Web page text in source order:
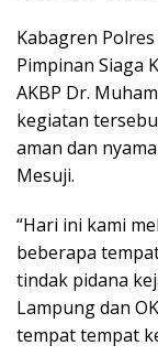
Kabagren Polres
Pimpinan Siaga
AKBP Dr.
kegiatan
aman dan
Mesuji.
“Hari ini kami
beberapa
tindak pidana
Lampung dan
tempat tempat